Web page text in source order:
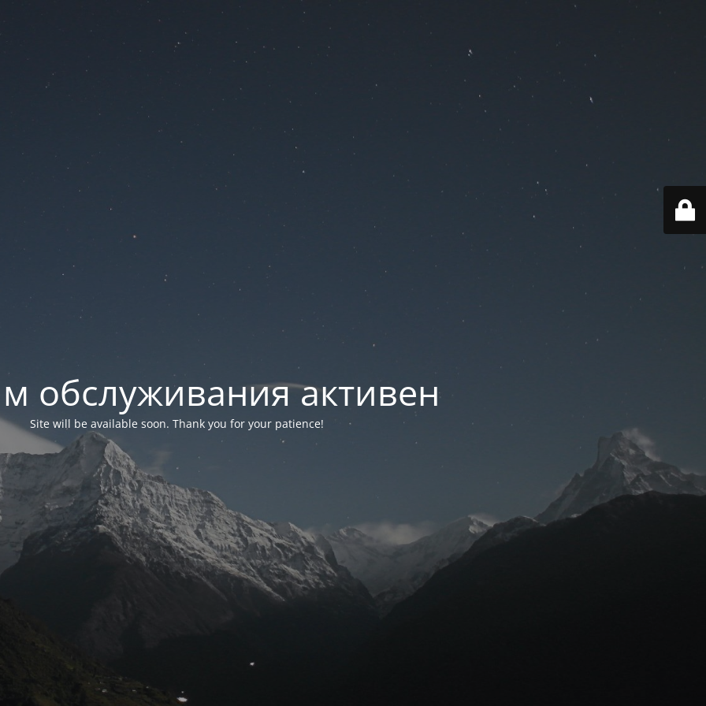
обслуживания активен
Site will be available soon. Thank you for your patience!